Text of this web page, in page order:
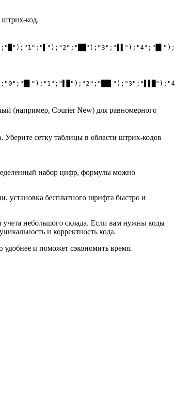
штрих-код.
(например, Courier New) для равномерного
сетку таблицы в области штрих-кодов
набор цифр, формулы можно
установка бесплатного шрифта быстро и
небольшого склада. Если вам нужны коды
и корректность кода.
удобнее и поможет сэкономить время.